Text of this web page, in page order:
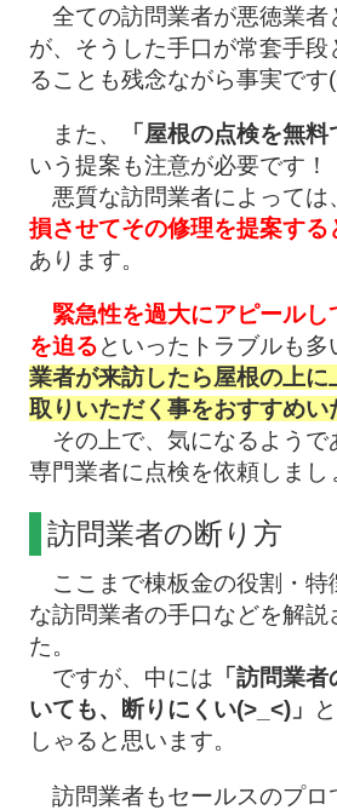
全ての訪問業者が悪徳業者
が、そうした手口が常套手段
ることも残念ながら事実です
また、 「屋根の点検を無料
いう提案も注意が必要です！
悪質な訪問業者によっては
損させてその修理を提案する
あります。
緊急性を過大にアピール
を迫るといったトラブルも多
業者が来訪したら屋根の上に
取りいただく事をおすすめい
その上で、気になるようで
専門業者に点検を依頼しまし
訪問業者の断り方
ここまで棟板金の役割・特
な訪問業者の手口などを解説
た。
ですが、中には 「訪問業
いても、断りにくい(>_<)」
しゃると思います。
訪問業者もセールスのプロ